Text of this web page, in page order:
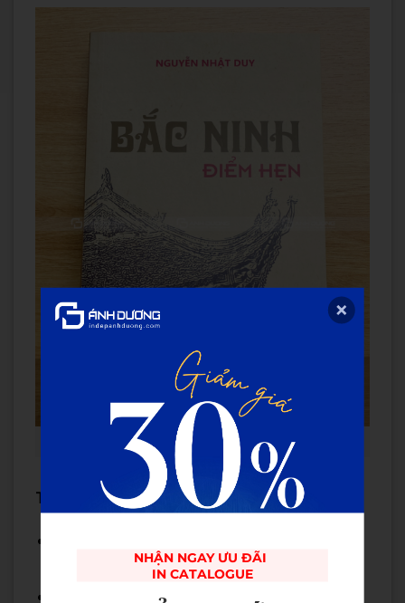
Đóng gáy sách tại Ánh Dương
Thông tin liên hệ đặt hàng:
Biên, Hà Nội.
0981.081.786
NHẬN NGAY ƯU ĐÃI
IN CATALOGUE